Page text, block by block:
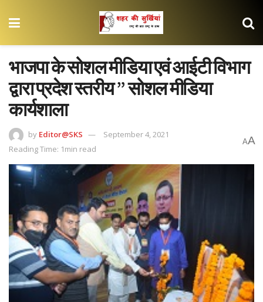
भाजपा के सोशल मीडिया एवं आईटी विभाग
द्वारा प्रदेश स्तरीय ” सोशल मीडिया
कार्यशाला
by Editor@SKS
September 4, 2021
Reading Time: 1min read
AA